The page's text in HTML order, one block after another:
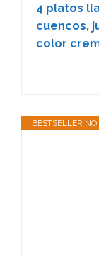
4 platos
cuencos,
color
BESTSELLER